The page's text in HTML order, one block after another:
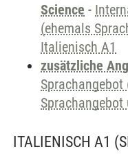
Science -
(ehemals
Italienisch A1
zusätzliche
ITALIENISCH A1